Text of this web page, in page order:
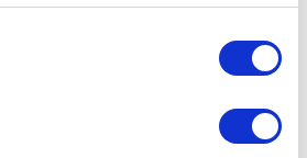
toevoegen